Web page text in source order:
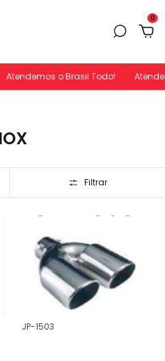
0
Atendemos o Brasil Todo!
Filtrar
JP-1503